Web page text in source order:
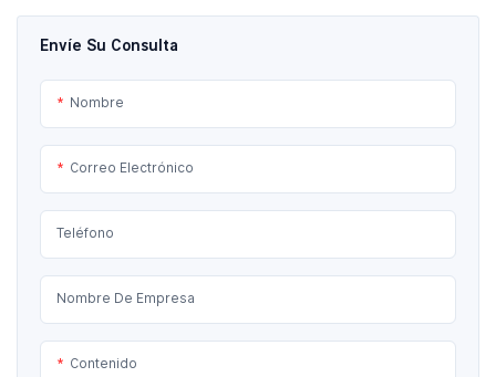
Envíe Su Consulta
Nombre
Correo Electrónico
Teléfono
Nombre De Empresa
Contenido